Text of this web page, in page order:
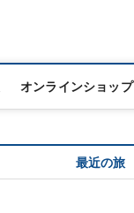
オンラインショップ
最近の旅